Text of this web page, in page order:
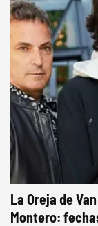
La Oreja de
Montero: